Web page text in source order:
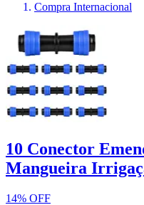
Compra Internacional
10 Conector
Mangueira
14% OFF